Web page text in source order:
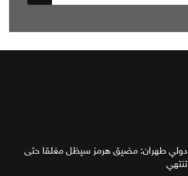
دولي طهران: مضيق هرمز سيظل مغلقا حتى
تنتهي